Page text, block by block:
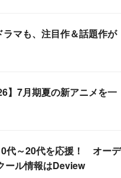
マも、注目作＆話題作が
】7月期夏の新アニメを一
代～20代を応援！ オーデ
ール情報はDeview